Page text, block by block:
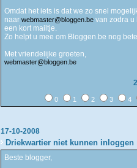
Omdat het iets is dat we zo snel
naar webmaster@bloggen.be van zodra u
een kort mailtje.
Zo helpt u mee om Bloggen.be nog
Met vriendelijke groeten,
webmaster@bloggen.be
0 1 2 3 4
17-10-2008
Driekwartier niet kunnen inloggen
Beste blogger,